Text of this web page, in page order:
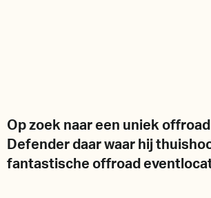
Op zoek naar een uniek
Defender daar waar hij
fantastische offroad